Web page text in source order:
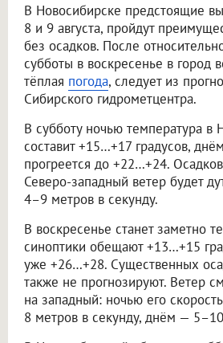
В Новосибирске предстоящие
8 и 9 августа, пройдут
без осадков. После
субботы в воскресенье в город
тёплая погода, следует из
Сибирского гидрометцентра.
В субботу ночью температура в
составит +15…+17 градусов,
прогреется до +22…+24.
Северо-западный ветер будет
4–9 метров в секунду.
В воскресенье станет заметно
синоптики обещают +13…+15
уже +26…+28. Существенных
также не прогнозируют. Ветер
на западный: ночью его
8 метров в секунду, днём —